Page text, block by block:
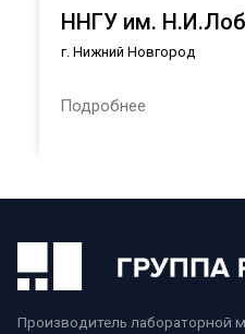
ННГУ им.
г. Нижний Новгород
Подробнее
Производитель лабораторной